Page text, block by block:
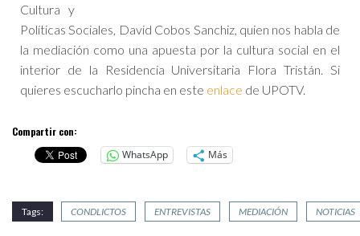
Cultura y
Políticas Sociales, David Cobos Sanchiz, quien nos habla de
la mediación como una apuesta por la cultura social en el
interior de la Residencia Universitaria Flora Tristán. Si
quieres escucharlo pincha en este enlace de UPOTV.
Compartir con:
WhatsApp
Más
Tags: CONDLICTOS ENTREVISTAS MEDIACIÓN NOTICIAS